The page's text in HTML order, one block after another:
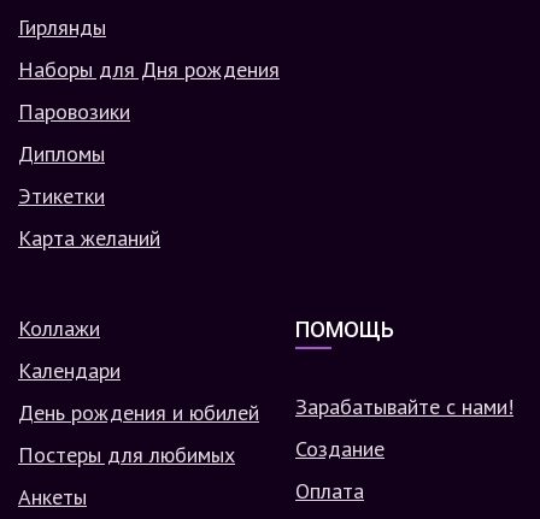
Гирлянды
Наборы для Дня рождения
Паровозики
Дипломы
Этикетки
Карта желаний
Коллажи
Календари
День рождения и юбилей
Постеры для любимых
Анкеты
ПОМОЩЬ
Зарабатывайте с нами!
Создание
Оплата